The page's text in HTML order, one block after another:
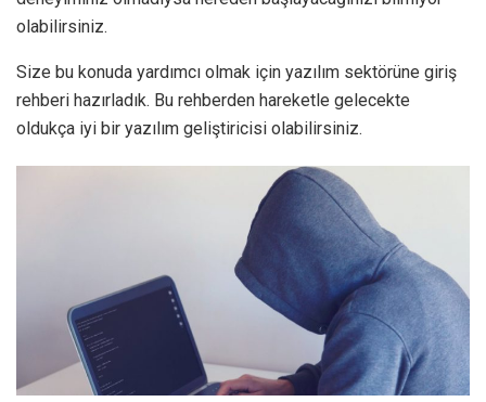
olabilirsiniz.
Size bu konuda yardımcı olmak için yazılım sektörüne giriş
rehberi hazırladık. Bu rehberden hareketle gelecekte
oldukça iyi bir yazılım geliştiricisi olabilirsiniz.